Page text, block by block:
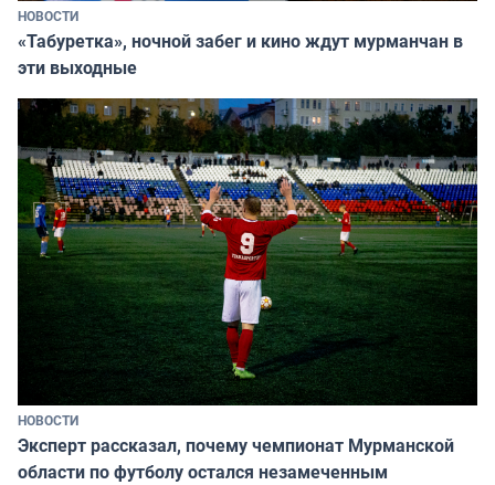
НОВОСТИ
«Табуретка», ночной забег и кино ждут мурманчан в
эти выходные
НОВОСТИ
Эксперт рассказал, почему чемпионат Мурманской
области по футболу остался незамеченным